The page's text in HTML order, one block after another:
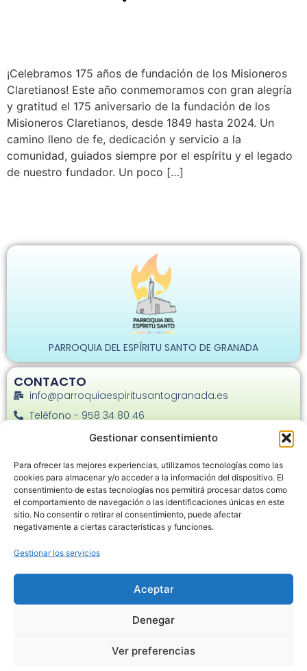
Gestionar consentimiento
Para ofrecer las mejores experiencias, utilizamos tecnologías como las
cookies para almacenar y/o acceder a la información del dispositivo. El
consentimiento de estas tecnologías nos permitirá procesar datos como
el comportamiento de navegación o las identificaciones únicas en este
sitio. No consentir o retirar el consentimiento, puede afectar
negativamente a ciertas características y funciones.
Gestionar los servicios
Aceptar
Denegar
Ver preferencias
¡Celebramos 175 años de fundación de los Misioneros
Claretianos! Este año conmemoramos con gran alegría
y gratitud el 175 aniversario de la fundación de los
Misioneros Claretianos, desde 1849 hasta 2024. Un
camino lleno de fe, dedicación y servicio a la
comunidad, guiados siempre por el espíritu y el legado
de nuestro fundador. Un poco […]
PARROQUIA DEL ESPÍRITU SANTO DE GRANADA
CONTACTO
info@parroquiaespiritusantogranada.es
Teléfono - 958 34 80 46
C. Joaquina Eguaras, 22 - 18013
Política de cookies
Estoy de acuerdo